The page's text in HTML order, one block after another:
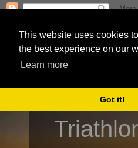
This website uses cookies
the best experience on our
Learn more
Got it!
Kai